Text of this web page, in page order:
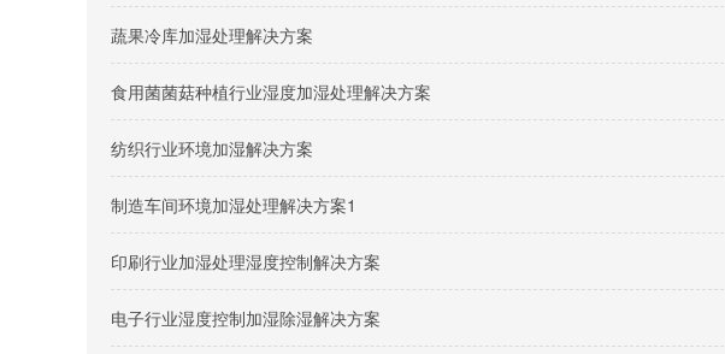
蔬果冷库加湿处理解决方案
食用菌菌菇种植行业湿度加湿处理解决方案
纺织行业环境加湿解决方案
制造车间环境加湿处理解决方案1
印刷行业加湿处理湿度控制解决方案
电子行业湿度控制加湿除湿解决方案